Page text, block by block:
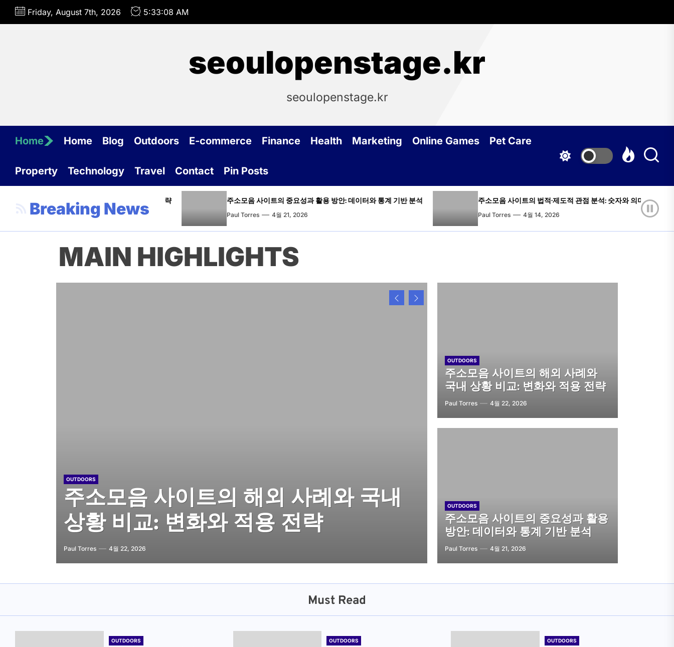
Skip
Friday, August 7th, 2026 5:33:09 AM
seoulopenstage.kr
seoulopenstage.kr
Home Home Blog Outdoors E-commerce Finance Health Marketing Online Games Pet Care
Property Technology Travel Contact Pin Posts
Breaking News
례와 국내 상황 비교: 변화와 적용 전략 주소모음 사이트의 중요성과 활용 방안: 데이터와 통계 기반 분석
4월 21, 2026
주소모음 사이트의 법적·제도적 관점 분석: 숫자와 의미, 실질적 조언까지
4월 14, 2026
MAIN HIGHLIGHTS
OUTDOORS
주소모음 사이트의 해외 사례와 국내
상황 비교: 변화와 적용 전략
Paul Torres 4월 22, 2026
OUTDOORS
주소모음 사이트의 중요성과 활용 방
안: 데이터와 통계 기반 분석
Paul Torres 4월 21, 2026
OUTDOORS
주소모음 사이트의 법적·제도적 관점
분석: 숫자와 의미, 실질적 조언까지
Paul Torres 4월 14, 2026
OUTDOORS
계절과 시기에 따른 유흥업소 밤알바
활용법: 효과적인 전략과 주의사항
Paul Torres 3월 11, 2026
OUTDOORS
검색 의존도를 낮춰주는 주소모음 활
용법
Paul Torres 1월 20, 2026
OUTDOORS
주소모음 사이트의 해외 사례와
국내 상황 비교: 변화와 적용 전략
Paul Torres 4월 22, 2026
OUTDOORS
주소모음 사이트의 중요성과 활용
방안: 데이터와 통계 기반 분석
Paul Torres 4월 21, 2026
Must Read
OUTDOORS OUTDOORS OUTDOORS